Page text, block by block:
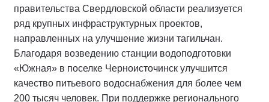
правительства Свердловской области реализуется
ряд крупных инфраструктурных проектов,
направленных на улучшение жизни тагильчан.
Благодаря возведению станции водоподготовки
«Южная» в поселке Черноисточинск улучшится
качество питьевого водоснабжения для более чем
200 тысяч человек. При поддержке регионального